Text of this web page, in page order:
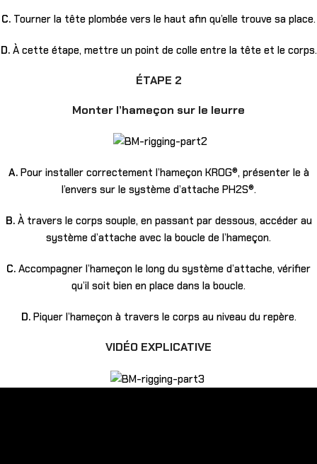
C. Tourner la tête plombée vers le haut afin qu’elle trouve sa place.
D.À cette étape, mettre un point de colle entre la tête et le corps.
ÉTAPE 2
Monter l’hameçon sur le leurre
A.Pour installer correctement l’hameçon KROG®, présenter le à
l’envers sur le système d’attache PH2S®.
B.À travers le corps souple, en passant par dessous, accéder au
système d’attache avec la boucle de l’hameçon.
C. Accompagner l’hameçon le long du système d’attache, vérifier
qu’il soit bien en place dans la boucle.
D.Piquer l’hameçon à travers le corps au niveau du repère.
VIDÉO EXPLICATIVE